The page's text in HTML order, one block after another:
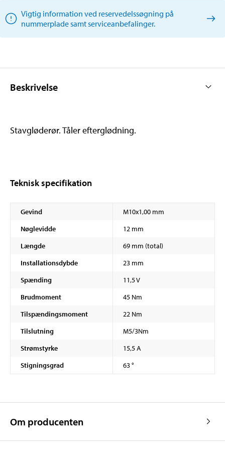
Vigtig information ved reservedelssøgning på
nummerplade samt serviceanbefalinger.
Beskrivelse
Stavgløderør. Tåler efterglødning.
Teknisk specifikation
Gevind
M10x1,00 mm
Nøglevidde
12 mm
Længde
69 mm (total)
Installationsdybde
23 mm
Spænding
11,5 V
Brudmoment
45 Nm
Tilspændingsmoment
22 Nm
Tilslutning
M5/3Nm
Strømstyrke
15,5 A
Stigningsgrad
63 °
Om producenten